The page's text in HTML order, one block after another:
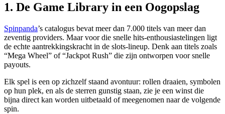
1. De Game Library in een Oogopslag
Spinpanda’s catalogus bevat meer dan 7.000 titels van meer dan
zeventig providers. Maar voor die snelle hits-enthousiastelingen ligt
de echte aantrekkingskracht in de slots-lineup. Denk aan titels zoals
“Mega Wheel” of “Jackpot Rush” die zijn ontworpen voor snelle
payouts.
Elk spel is een op zichzelf staand avontuur: rollen draaien, symbolen
op hun plek, en als de sterren gunstig staan, zie je een winst die
bijna direct kan worden uitbetaald of meegenomen naar de volgende
spin.